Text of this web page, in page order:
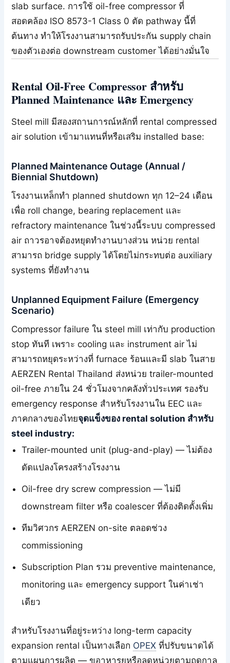
slab surface. การใช้ oil-free compressor ที่
สอดคล้อง ISO 8573-1 Class 0 ตัด pathway นี้ที่
ต้นทาง ทำให้โรงงานสามารถรับประกัน supply chain
ของตัวเองต่อ downstream customer ได้อย่างมั่นใจ
Rental Oil-Free Compressor สำหรับ
Planned Maintenance และ Emergency
Steel mill มีสองสถานการณ์หลักที่ rental compressed
air solution เข้ามาแทนที่หรือเสริม installed base:
Planned Maintenance Outage (Annual /
Biennial Shutdown)
โรงงานเหล็กทำ planned shutdown ทุก 12–24 เดือน
เพื่อ roll change, bearing replacement และ
refractory maintenance ในช่วงนี้ระบบ compressed
air ถาวรอาจต้องหยุดทำงานบางส่วน หน่วย rental
สามารถ bridge supply ได้โดยไม่กระทบต่อ auxiliary
systems ที่ยังทำงาน
Unplanned Equipment Failure (Emergency
Scenario)
Compressor failure ใน steel mill เท่ากับ production
stop ทันที เพราะ cooling และ instrument air ไม่
สามารถหยุดระหว่างที่ furnace ร้อนและมี slab ในสาย
AERZEN Rental Thailand ส่งหน่วย trailer-mounted
oil-free ภายใน 24 ชั่วโมงจากคลังทั่วประเทศ รองรับ
emergency response สำหรับโรงงานใน EEC และ
ภาคกลางของไทยจุดแข็งของ rental solution สำหรับ
steel industry:
Trailer-mounted unit (plug-and-play) — ไม่ต้อง
ดัดแปลงโครงสร้างโรงงาน
Oil-free dry screw compression — ไม่มี
downstream filter หรือ coalescer ที่ต้องติดตั้งเพิ่ม
ทีมวิศวกร AERZEN on-site ตลอดช่วง
commissioning
Subscription Plan รวม preventive maintenance,
monitoring และ emergency support ในค่าเช่า
เดียว
สำหรับโรงงานที่อยู่ระหว่าง long-term capacity
expansion rental เป็นทางเลือก OPEX ที่ปรับขนาดได้
ตามแผนการผลิต — ขอาหารยหรือลดหน่วยตามฤดูกาล